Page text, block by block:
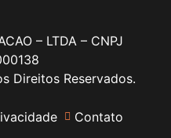
– LTDA – CNPJ
Direitos Reservados.
Contato